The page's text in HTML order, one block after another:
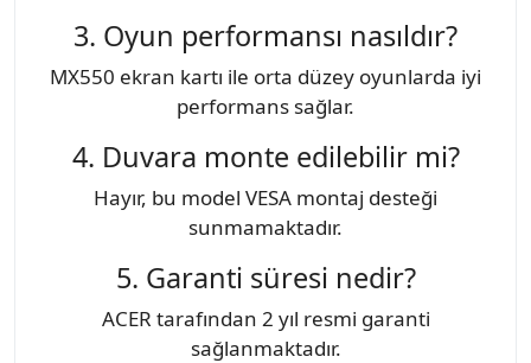
3. Oyun performansı nasıldır?
MX550 ekran kartı ile orta düzey oyunlarda iyi
performans sağlar.
4. Duvara monte edilebilir mi?
Hayır, bu model VESA montaj desteği
sunmamaktadır.
5. Garanti süresi nedir?
ACER tarafından 2 yıl resmi garanti
sağlanmaktadır.